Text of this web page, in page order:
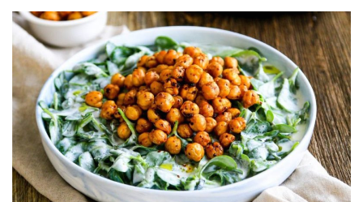
r
e
-
p
o
s
t
a
g
ö